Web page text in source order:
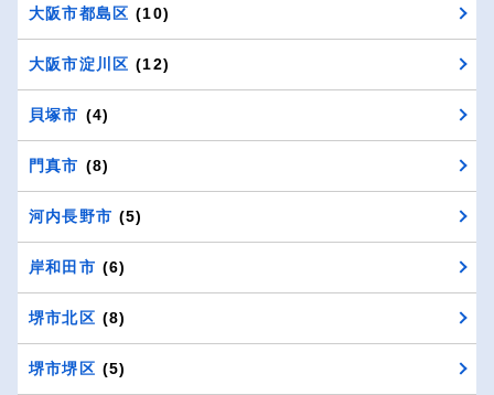
大阪市都島区 (10)
大阪市淀川区 (12)
貝塚市 (4)
門真市 (8)
河内長野市 (5)
岸和田市 (6)
堺市北区 (8)
堺市堺区 (5)